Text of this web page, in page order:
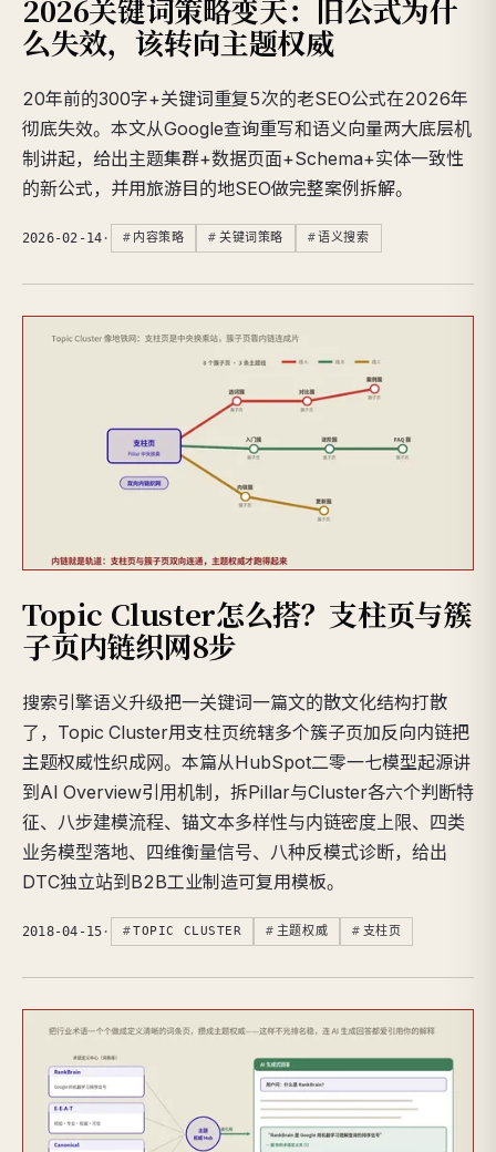
2026关键词策略变天：旧公式为什
么失效，该转向主题权威
20年前的300字+关键词重复5次的老SEO公式在2026年
彻底失效。本文从Google查询重写和语义向量两大底层机
制讲起，给出主题集群+数据页面+Schema+实体一致性
的新公式，并用旅游目的地SEO做完整案例拆解。
2026-02-14 · 内容策略 关键词策略 语义搜索
Topic Cluster怎么搭？支柱页与簇
子页内链织网8步
搜索引擎语义升级把一关键词一篇文的散文化结构打散
了，Topic Cluster用支柱页统辖多个簇子页加反向内链把
主题权威性织成网。本篇从HubSpot二零一七模型起源讲
到AI Overview引用机制，拆Pillar与Cluster各六个判断特
征、八步建模流程、锚文本多样性与内链密度上限、四类
业务模型落地、四维衡量信号、八种反模式诊断，给出
DTC独立站到B2B工业制造可复用模板。
2018-04-15 · TOPIC CLUSTER 主题权威 支柱页